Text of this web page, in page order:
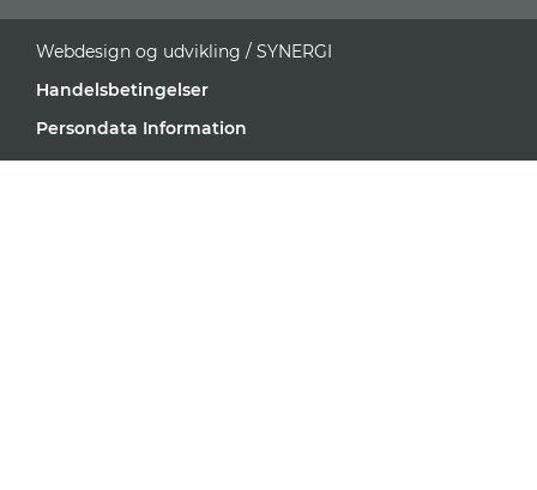
Webdesign og udvikling / SYNERGI
Handelsbetingelser
Persondata Information